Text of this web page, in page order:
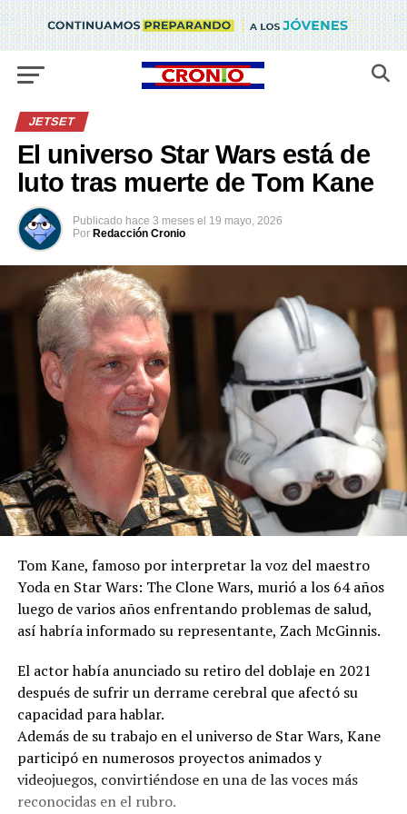
JETSET
El universo Star Wars está de
luto tras muerte de Tom Kane
Publicado hace 3 meses el 19 mayo, 2026
Por Redacción Cronio
Tom Kane, famoso por interpretar la voz del maestro
Yoda en Star Wars: The Clone Wars, murió a los 64 años
luego de varios años enfrentando problemas de salud,
así habría informado su representante, Zach McGinnis.
El actor había anunciado su retiro del doblaje en 2021
después de sufrir un derrame cerebral que afectó su
capacidad para hablar.
Además de su trabajo en el universo de Star Wars, Kane
participó en numerosos proyectos animados y
videojuegos, convirtiéndose en una de las voces más
reconocidas en el rubro.